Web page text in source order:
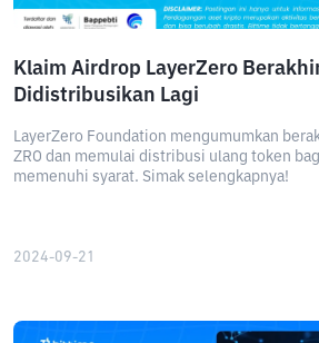
Klaim Airdrop LayerZero
Didistribusikan Lagi
LayerZero Foundation mengumumkan
ZRO dan memulai distribusi ulang token
memenuhi syarat. Simak selengkapnya!
2024-09-21